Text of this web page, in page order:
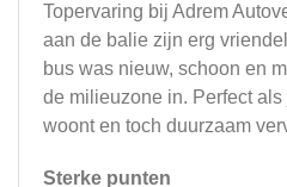
Topervaring bij Adrem
aan de balie zijn erg
bus was nieuw, schoon en
de milieuzone in. Perfect
woont en toch duurzaam
Sterke punten